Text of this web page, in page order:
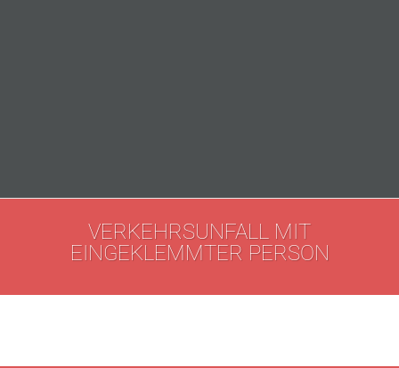
VERKEHRSUNFALL MIT
EINGEKLEMMTER PERSON